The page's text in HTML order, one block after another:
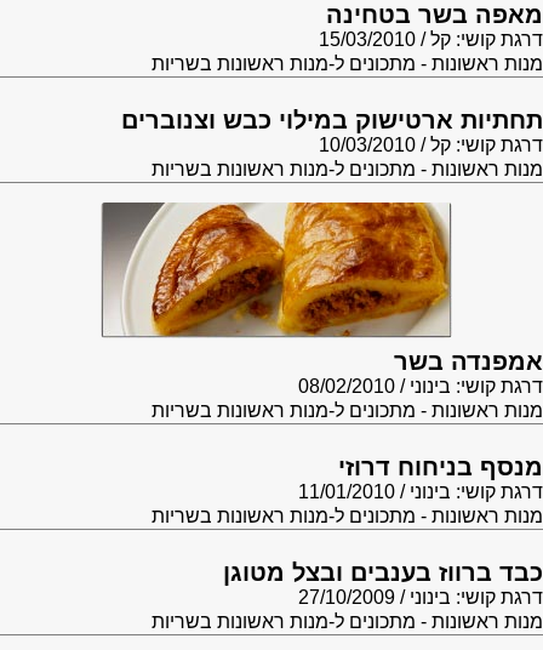
מאפה בשר בטחינה
דרגת קושי: קל
15/03/2010
מנות ראשונות - מתכונים ל-מנות ראשונות בשריות
תחתיות ארטישוק במילוי כבש וצנוברים
דרגת קושי: קל
10/03/2010
מנות ראשונות - מתכונים ל-מנות ראשונות בשריות
אמפנדה בשר
דרגת קושי: בינוני
08/02/2010
מנות ראשונות - מתכונים ל-מנות ראשונות בשריות
מנסף בניחוח דרוזי
דרגת קושי: בינוני
11/01/2010
מנות ראשונות - מתכונים ל-מנות ראשונות בשריות
כבד ברווז בענבים ובצל מטוגן
דרגת קושי: בינוני
27/10/2009
מנות ראשונות - מתכונים ל-מנות ראשונות בשריות